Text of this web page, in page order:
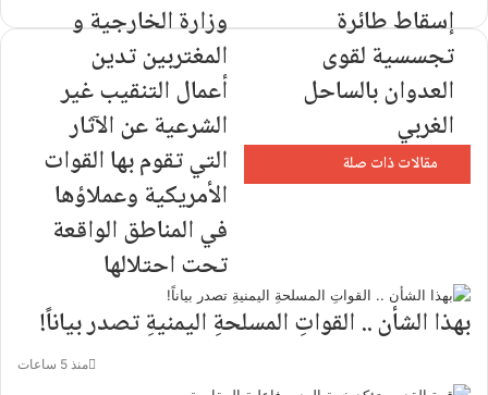
وزارة الخارجية و
المغتربين تدين
أعمال التنقيب غير
الشرعية عن الآثار
التي تقوم بها القوات
الأمريكية وعملاؤها
في المناطق الواقعة
تحت احتلالها
إسقاط طائرة
تجسسية لقوى
العدوان بالساحل
الغربي
مقالات ذات صلة
بهذا الشأن .. القواتِ المسلحةِ اليمنيةِ تصدر بياناً!
منذ 5 ساعات